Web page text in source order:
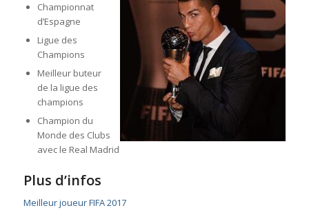
Championnat
d’Espagne
Ligue des
Champions
Meilleur buteur
de la ligue des
champions
Champion du
Monde des Clubs
avec le Real Madrid
Plus d’infos
Meilleur joueur FIFA 2017